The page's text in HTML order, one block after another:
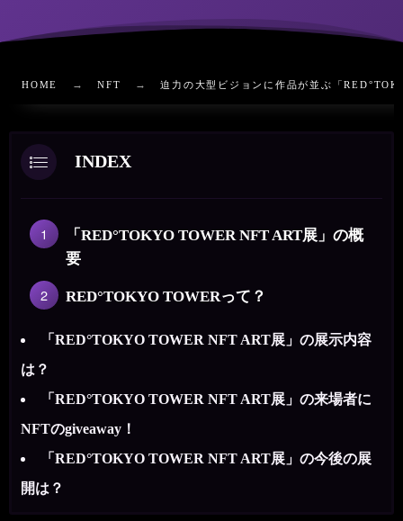
HOME NFT 迫力の大型ビジョンに作品が並ぶ「
INDEX
「RED°TOKYO TOWER NFT ART展」の概
要
RED°TOKYO TOWERって？
「RED°TOKYO TOWER NFT ART展」の展示内容
は？
「RED°TOKYO TOWER NFT ART展」の来場者に
NFTのgiveaway！
「RED°TOKYO TOWER NFT ART展」の今後の展
開は？